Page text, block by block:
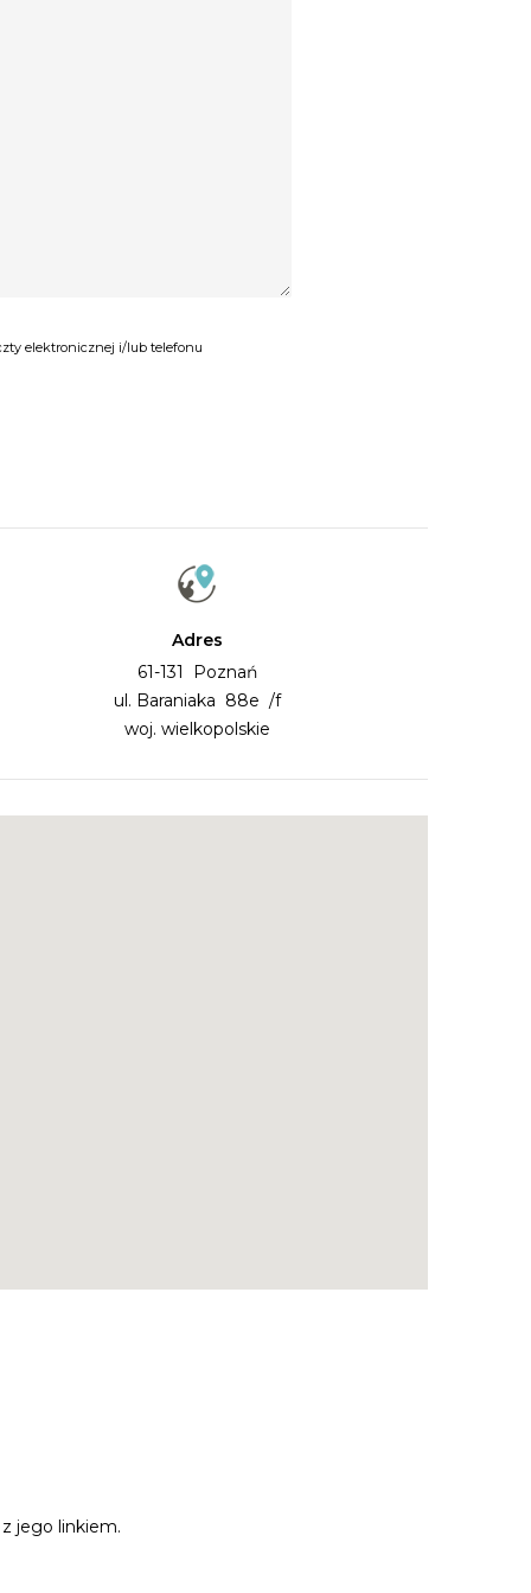
elektronicznej i/lub telefonu
Adres
61-131 Poznań
ul. Baraniaka 88e /f
woj. wielkopolskie
jego linkiem.